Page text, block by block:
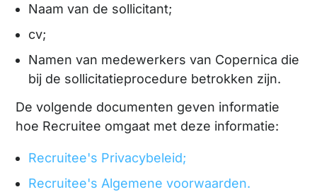
Naam van de sollicitant;
cv;
Namen van medewerkers van Copernica die
bij de sollicitatieprocedure betrokken zijn.
De volgende documenten geven informatie
hoe Recruitee omgaat met deze informatie:
Recruitee's Privacybeleid;
Recruitee's Algemene voorwaarden.